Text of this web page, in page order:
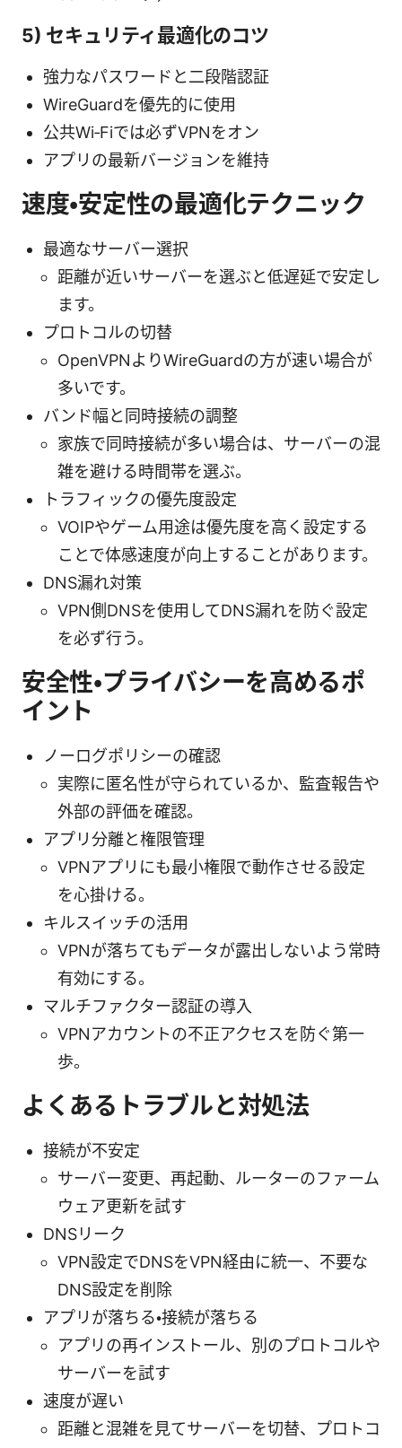
5) セキュリティ最適化のコツ
強力なパスワードと二段階認証
WireGuardを優先的に使用
公共Wi‑Fiでは必ずVPNをオン
アプリの最新バージョンを維持
速度・安定性の最適化テクニック
最適なサーバー選択
距離が近いサーバーを選ぶと低遅延で安定し
ます。
プロトコルの切替
OpenVPNよりWireGuardの方が速い場合が
多いです。
バンド幅と同時接続の調整
家族で同時接続が多い場合は、サーバーの混
雑を避ける時間帯を選ぶ。
トラフィックの優先度設定
VOIPやゲーム用途は優先度を高く設定する
ことで体感速度が向上することがあります。
DNS漏れ対策
VPN側DNSを使用してDNS漏れを防ぐ設定
を必ず行う。
安全性・プライバシーを高めるポ
イント
ノーログポリシーの確認
実際に匿名性が守られているか、監査報告や
外部の評価を確認。
アプリ分離と権限管理
VPNアプリにも最小権限で動作させる設定
を心掛ける。
キルスイッチの活用
VPNが落ちてもデータが露出しないよう常時
有効にする。
マルチファクター認証の導入
VPNアカウントの不正アクセスを防ぐ第一
歩。
よくあるトラブルと対処法
接続が不安定
サーバー変更、再起動、ルーターのファーム
ウェア更新を試す
DNSリーク
VPN設定でDNSをVPN経由に統一、不要な
DNS設定を削除
アプリが落ちる・接続が落ちる
アプリの再インストール、別のプロトコルや
サーバーを試す
速度が遅い
距離と混雑を見てサーバーを切替、プロトコ